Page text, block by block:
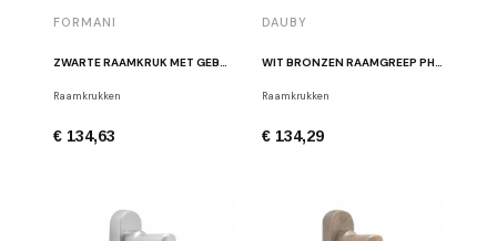
FORMANI
Raamkrukken
€ 134,63
DAUBY
Raamkrukken
€ 134,29